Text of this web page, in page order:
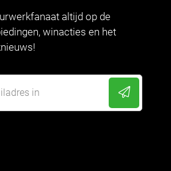
altijd op de
winacties en het